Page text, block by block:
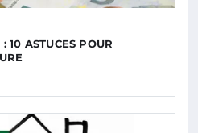
10 ASTUCES POUR